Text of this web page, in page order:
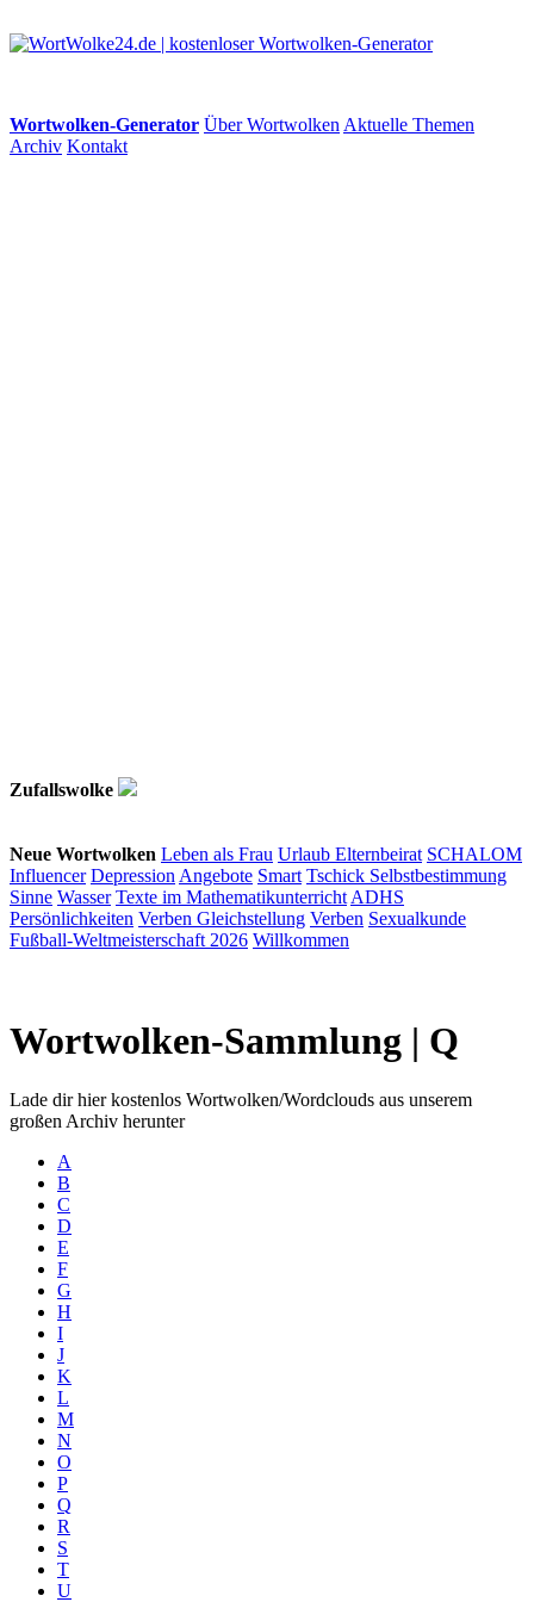
Wortwolken-Generator Über Wortwolken Aktuelle Themen
Archiv Kontakt
Zufallswolke
Neue Wortwolken Leben als Frau Urlaub Elternbeirat SCHALOM
Influencer Depression Angebote Smart Tschick Selbstbestimmung
Sinne Wasser Texte im Mathematikunterricht ADHS
Persönlichkeiten Verben Gleichstellung Verben Sexualkunde
Fußball-Weltmeisterschaft 2026 Willkommen
Wortwolken-Sammlung | Q
Lade dir hier kostenlos Wortwolken/Wordclouds aus unserem
großen Archiv herunter
A
B
C
D
E
F
G
H
I
J
K
L
M
N
O
P
Q
R
S
T
U